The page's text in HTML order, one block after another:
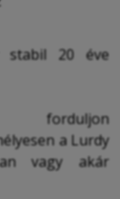
stabil 20 éve
forduljon
a Lurdy
vagy akár